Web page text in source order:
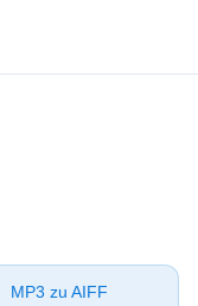
⁦MP3⁩ zu ⁦AIFF⁩